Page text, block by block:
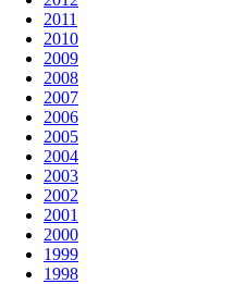
2011
2010
2009
2008
2007
2006
2005
2004
2003
2002
2001
2000
1999
1998